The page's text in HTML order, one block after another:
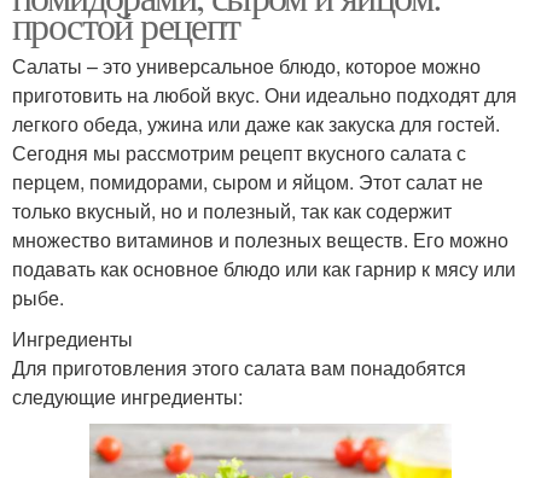
простой рецепт
Салаты – это универсальное блюдо, которое можно
приготовить на любой вкус. Они идеально подходят для
легкого обеда, ужина или даже как закуска для гостей.
Сегодня мы рассмотрим рецепт вкусного салата с
перцем, помидорами, сыром и яйцом. Этот салат не
только вкусный, но и полезный, так как содержит
множество витаминов и полезных веществ. Его можно
подавать как основное блюдо или как гарнир к мясу или
рыбе.
Ингредиенты
Для приготовления этого салата вам понадобятся
следующие ингредиенты: